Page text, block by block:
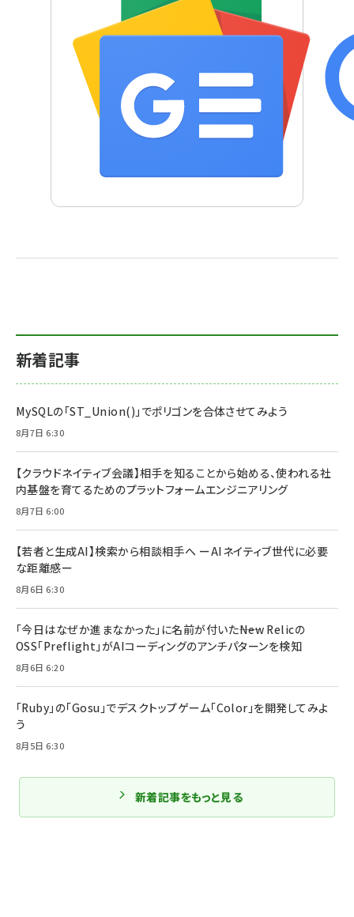
新着記事
MySQLの「ST_Union()」でポリゴンを合体させてみよう
8月7日 6:30
【クラウドネイティブ会議】相手を知ることから始める、使われる社
内基盤を育てるためのプラットフォームエンジニアリング
8月7日 6:00
【若者と生成AI】検索から相談相手へ ーAIネイティブ世代に必要
な距離感ー
8月6日 6:30
「今日はなぜか進まなかった」に名前が付いた――New Relicの
OSS「Preflight」がAIコーディングのアンチパターンを検知
8月6日 6:20
「Ruby」の「Gosu」でデスクトップゲーム「Color」を開発してみよ
う
8月5日 6:30
新着記事をもっと見る